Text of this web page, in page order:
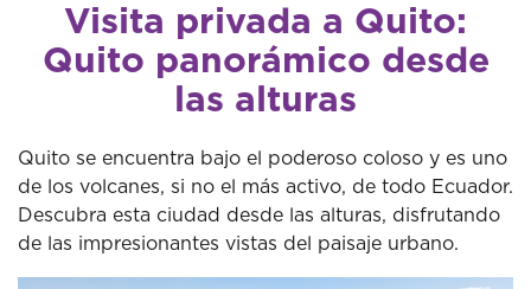
Visita privada a Quito:
Quito panorámico desde
las alturas
Quito se encuentra bajo el poderoso coloso y es uno
de los volcanes, si no el más activo, de todo Ecuador.
Descubra esta ciudad desde las alturas, disfrutando
de las impresionantes vistas del paisaje urbano.